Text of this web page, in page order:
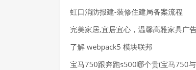
虹口消防报建-装修住建局备案流程
完美家居,宜居宜心，温馨高雅家具广
了解 webpack5 模块联邦
宝马750跟奔跑s500哪个贵(宝马750